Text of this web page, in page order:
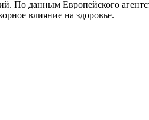
По данным Европейского
влияние на здоровье.